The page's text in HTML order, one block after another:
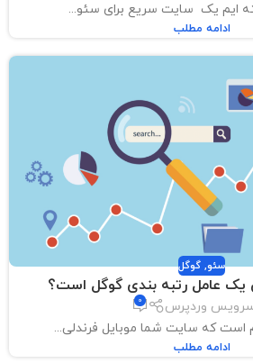
ایم یک سایت سریع برای سئو...
ادامه مطلب
سئو, گوگل
یک عامل رتبه بندی گوگل است؟
وردپرس 0
است که سایت شما موبایل فرندلی...
ادامه مطلب